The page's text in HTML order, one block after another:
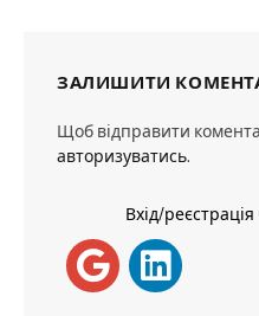
ЗАЛИШИТИ
Щоб відправити
авторизуватись.
Вхід/